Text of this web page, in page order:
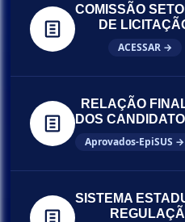
COMISSÃO
DE
ACESSAR →
RELAÇÃO
DOS
Aprovados-EpiSUS →
SISTEMA